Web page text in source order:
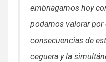
embriagamos hoy
podamos valorar
consecuencias de
ceguera y la